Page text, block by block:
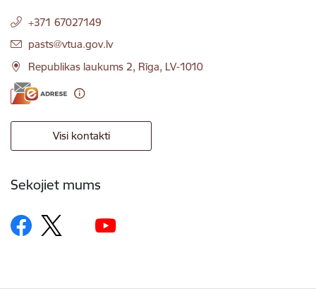
+371 67027149
E-pasts:
pasts@vtua.gov.lv
Republikas laukums 2, Rīga, LV-1010
Visi kontakti
Sekojiet mums